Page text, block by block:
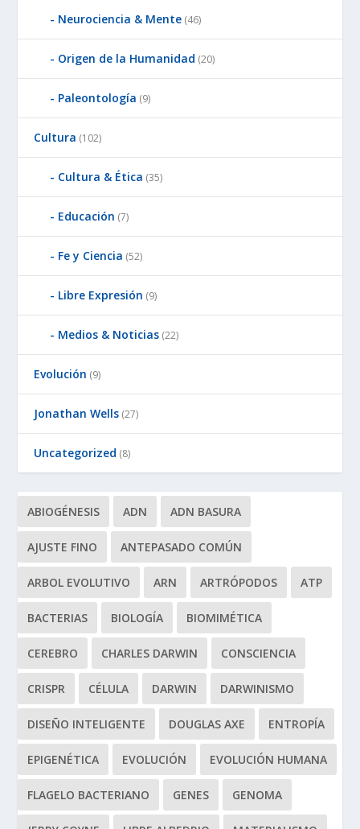
Neurociencia & Mente (46)
Origen de la Humanidad (20)
Paleontología (9)
Cultura (102)
Cultura & Ética (35)
Educación (7)
Fe y Ciencia (52)
Libre Expresión (9)
Medios & Noticias (22)
Evolución (9)
Jonathan Wells (27)
Uncategorized (8)
ABIOGÉNESIS ADN ADN BASURA
AJUSTE FINO ANTEPASADO COMÚN
ARBOL EVOLUTIVO ARN ARTRÓPODOS ATP
BACTERIAS BIOLOGÍA BIOMIMÉTICA
CEREBRO CHARLES DARWIN CONSCIENCIA
CRISPR CÉLULA DARWIN DARWINISMO
DISEÑO INTELIGENTE DOUGLAS AXE ENTROPÍA
EPIGENÉTICA EVOLUCIÓN EVOLUCIÓN HUMANA
FLAGELO BACTERIANO GENES GENOMA